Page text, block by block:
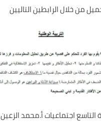
من خلال الرابطين التاليين
اجتماعيات أ.محمد الزعين